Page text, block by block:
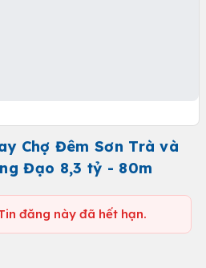
Chợ Đêm Sơn Trà và
Đạo 8,3 tỷ - 80m
đăng này đã hết hạn.